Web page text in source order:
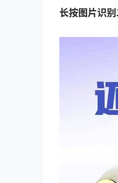
长按图片识